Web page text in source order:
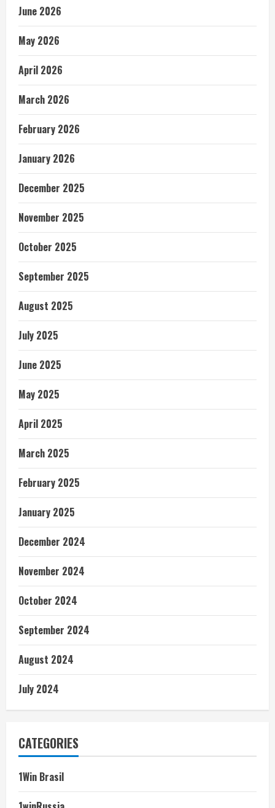
June 2026
May 2026
April 2026
March 2026
February 2026
January 2026
December 2025
November 2025
October 2025
September 2025
August 2025
July 2025
June 2025
May 2025
April 2025
March 2025
February 2025
January 2025
December 2024
November 2024
October 2024
September 2024
August 2024
July 2024
CATEGORIES
1Win Brasil